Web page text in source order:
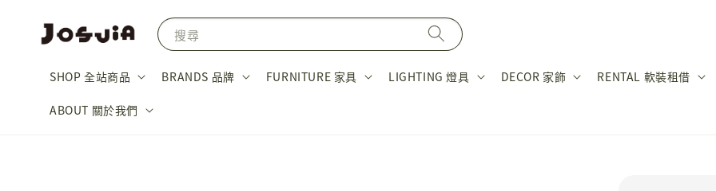
搜尋
SHOP 全站商品 BRANDS 品牌 FURNITURE 家具 LIGHTING 燈具 DECOR 家飾 RENTAL 軟裝租借
ABOUT 關於我們